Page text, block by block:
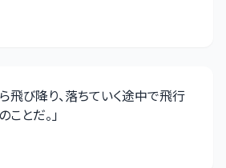
飛び降り、落ちていく途中で飛行
とだ。」